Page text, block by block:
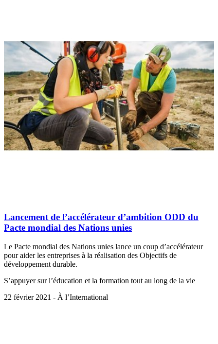
Lancement de l’accélérateur d’ambition ODD du
Pacte mondial des Nations unies
Le Pacte mondial des Nations unies lance un coup d’accélérateur
pour aider les entreprises à la réalisation des Objectifs de
développement durable.
S’appuyer sur l’éducation et la formation tout au long de la vie
22 février 2021 - À l’International